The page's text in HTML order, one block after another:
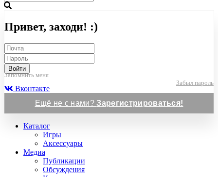
Привет, заходи! :)
Войти
Запомнить меня
Забыл пароль
Вконтакте
Ещё не с нами?Зарегистрироваться!
Каталог
Игры
Аксессуары
Медиа
Публикации
Обсуждения